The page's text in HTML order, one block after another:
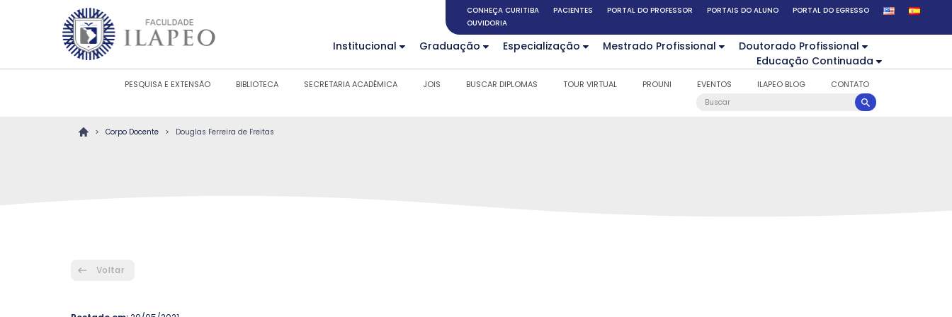
CONHEÇA CURITIBA PACIENTES PORTAL DO PROFESSOR PORTAIS DO ALUNO
PORTAL DO EGRESSO
OUVIDORIA
Institucional Graduação Especialização Mestrado Profissional
Doutorado Profissional
Educação Continuada
PESQUISA E EXTENSÃO BIBLIOTECA SECRETARIA ACADÊMICA JOIS BUSCAR DIPLOMAS TOUR VIRTUAL PROUNI EVENTOS ILAPEO BLOG CONTATO
> Corpo Docente > Douglas Ferreira de Freitas
Voltar